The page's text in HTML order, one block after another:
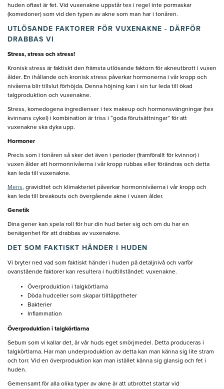
huden oftast är fet. Vid vuxenakne uppstår tex i regel inte pormaskar
(komedoner) som vid den typen av akne som man har i tonåren.
UTLÖSANDE FAKTORER FÖR VUXENAKNE - DÄRFÖR
DRABBAS VI
Stress, stress och stress!
Kronisk stress är faktiskt den främsta utlösande faktorn för akneutbrott i vuxen
ålder. En ihållande och kronisk stress påverkar hormonerna i vår kropp och
nivåerna blir tillslut förhöjda. Denna höjning kan i sin tur leda till ökad
talgproduktion och vuxenakne.
Stress, komedogena ingredienser i tex makeup och hormonsvängningar (tex
kvinnans cykel) i kombination är triss i “goda förutsättningar” för att
vuxenakne ska dyka upp.
Hormoner
Precis som i tonåren så sker det även i perioder (framförallt för kvinnor) i
vuxen ålder att hormonnivåerna i vår kropp rubbas eller förändras och detta
kan leda till vuxenakne.
Mens, graviditet och klimakteriet påverkar hormonnivåerna i vår kropp och
kan leda till breakouts och övergående akne i vuxen ålder.
Genetik
Dina gener kan spela roll för hur din hud beter sig och om du har en
benägenhet för att drabbas av vuxenakne.
DET SOM FAKTISKT HÄNDER I HUDEN
Vi bryter ned vad som faktiskt händer i huden på detaljnivå och varför
ovanstående faktorer kan resultera i hudtillståndet: vuxenakne.
Överproduktion i talgkörtlarna
Döda hudceller som skapar tilltäpptheter
Bakterier
Inflammation
Överproduktion i talgkörtlarna
Sebum som vi kallar det, är vår huds eget smörjmedel. Detta produceras i
talgkörtlarna. Har man underproduktion av detta kan man känna sig lite stram
och torr. Vid en överproduktion kan man istället känna sig glansig och fet i
huden.
Gemensamt för alla olika typer av akne är att utbrottet startar vid